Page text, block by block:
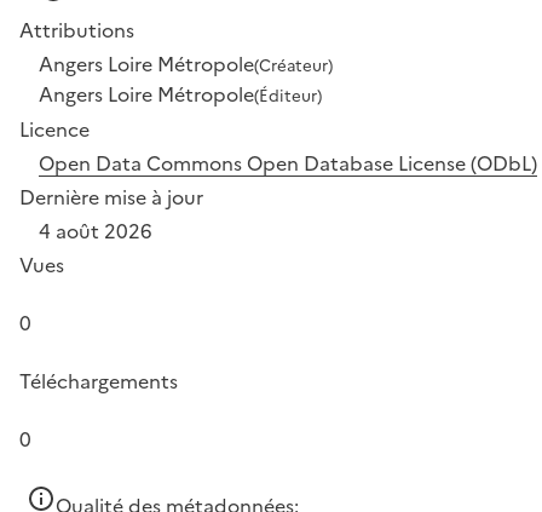
Attributions
Angers Loire Métropole(Créateur)
Angers Loire Métropole(Éditeur)
Licence
Open Data Commons Open Database License (ODbL)
Dernière mise à jour
4 août 2026
Vues
0
Téléchargements
0
Qualité des métadonnées: